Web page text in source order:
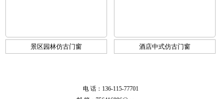
景区园林仿古门窗 酒店中式仿古门窗
电 话：136-115-77701